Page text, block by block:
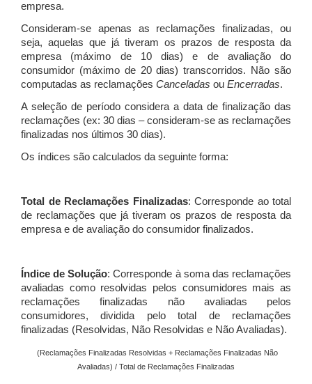
empresa.
Consideram-se apenas as reclamações finalizadas, ou
seja, aquelas que já tiveram os prazos de resposta da
empresa (máximo de 10 dias) e de avaliação do
consumidor (máximo de 20 dias) transcorridos. Não são
computadas as reclamações Canceladas ou Encerradas.
A seleção de período considera a data de finalização das
reclamações (ex: 30 dias – consideram-se as reclamações
finalizadas nos últimos 30 dias).
Os índices são calculados da seguinte forma:
Total de Reclamações Finalizadas: Corresponde ao total
de reclamações que já tiveram os prazos de resposta da
empresa e de avaliação do consumidor finalizados.
Índice de Solução: Corresponde à soma das reclamações
avaliadas como resolvidas pelos consumidores mais as
reclamações finalizadas não avaliadas pelos
consumidores, dividida pelo total de reclamações
finalizadas (Resolvidas, Não Resolvidas e Não Avaliadas).
(Reclamações Finalizadas Resolvidas + Reclamações Finalizadas Não
Avaliadas) / Total de Reclamações Finalizadas